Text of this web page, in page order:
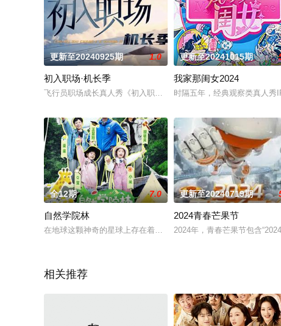
更新至20240925期 1.0
初入职场·机长季
飞行员职场成长真人秀《初入职场·机长季》，本季将聚焦中国机
更新至20241015期
我家那闺女2024
时隔五年，经典观察类真人秀
全12期 7.0
自然学院林
在地球这颗神奇的星球上存在着繁华的城市部落和神秘的森林部落
更新至20240719期
2024青春芒果节
2024年，青春芒果节包含
相关推荐